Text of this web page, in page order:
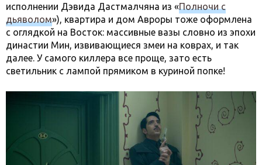
исполнении Дэвида Дастмалчяна из «Полночи с
дьяволом»), квартира и дом Авроры тоже оформлена
с оглядкой на Восток: массивные вазы словно из эпохи
династии Мин, извивающиеся змеи на коврах, и так
далее. У самого киллера все проще, зато есть
светильник с лампой прямиком в куриной попке!